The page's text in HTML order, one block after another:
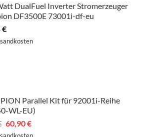
DualFuel Inverter Stromerzeuger
DF3500E 73001i-df-eu
€
Parallel Kit für 92001i-Reihe
WL-EU)
Ursprünglicher
Preis
60,90€Aktueller
Preis